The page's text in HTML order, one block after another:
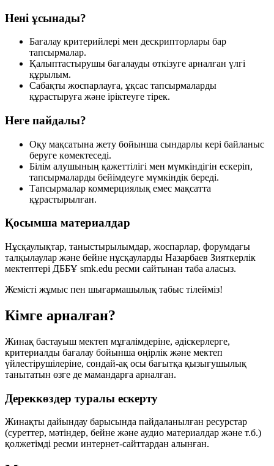
Нені ұсынады?
Бағалау критерийлері мен дескрипторлары бар
тапсырмалар.
Қалыптастырушы бағалауды өткізуге арналған үлгі
құрылым.
Сабақты жоспарлауға, ұқсас тапсырмаларды
құрастыруға және іріктеуге тірек.
Неге пайдалы?
Оқу мақсатына жету бойынша сындарлы кері байланыс
беруге көмектеседі.
Білім алушының қажеттілігі мен мүмкіндігін ескеріп,
тапсырмаларды бейімдеуге мүмкіндік береді.
Тапсырмалар коммерциялық емес мақсатта
құрастырылған.
Қосымша материалдар
Нұсқаулықтар, таныстырылымдар, жоспарлар, форумдағы
талқылаулар және бейне нұсқауларды Назарбаев Зияткерлік
мектептері ДББҰ smk.edu ресми сайтынан таба аласыз.
Жемісті жұмыс пен шығармашылық табыс тілейміз!
Кімге арналған?
Жинақ бастауыш мектеп мұғалімдеріне, әдіскерлерге,
критериалды бағалау бойынша өңірлік және мектеп
үйлестірушілеріне, сондай-ақ осы бағытқа қызығушылық
танытатын өзге де мамандарға арналған.
Дереккөздер туралы ескерту
Жинақты дайындау барысында пайдаланылған ресурстар
(суреттер, мәтіндер, бейне және аудио материалдар және т.б.)
қолжетімді ресми интернет-сайттардан алынған.